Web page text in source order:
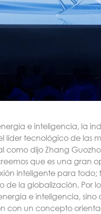
e inteligencia, la
tecnológico de las
como dijo Zhang
que es una
inteligente para
la globalización. Por
e inteligencia, sino
con un concepto